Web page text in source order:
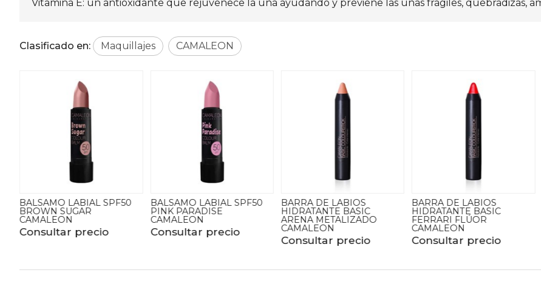
Vitamina E: un antioxidante que rejuvenece la uña ayudando y previene las uñas frágiles, quebradizas,
Clasificado en: Maquillajes CAMALEON
BALSAMO LABIAL SPF50
PINK PARADISE
CAMALEON
Consultar precio
BARRA DE LABIOS
HIDRATANTE BASIC
ARENA METALIZADO
CAMALEON
Consultar precio
BARRA DE LABIOS
HIDRATANTE BASIC
FERRARI FLÚOR
CAMALEON
Consultar precio
BARRA DE LABIOS
HIDRATANTE BASIC FRESA
METALIZADO CAMALEON
Consultar precio